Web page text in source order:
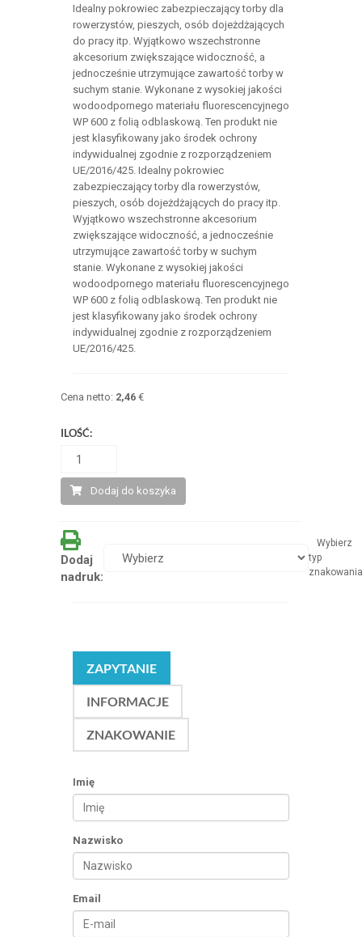
Idealny pokrowiec zabezpieczający torby dla
rowerzystów, pieszych, osób dojeżdżających
do pracy itp. Wyjątkowo wszechstronne
akcesorium zwiększające widoczność, a
jednocześnie utrzymujące zawartość torby w
suchym stanie. Wykonane z wysokiej jakości
wodoodpornego materiału fluorescencyjnego
WP 600 z folią odblaskową. Ten produkt nie
jest klasyfikowany jako środek ochrony
indywidualnej zgodnie z rozporządzeniem
UE/2016/425. Idealny pokrowiec
zabezpieczający torby dla rowerzystów,
pieszych, osób dojeżdżających do pracy itp.
Wyjątkowo wszechstronne akcesorium
zwiększające widoczność, a jednocześnie
utrzymujące zawartość torby w suchym
stanie. Wykonane z wysokiej jakości
wodoodpornego materiału fluorescencyjnego
WP 600 z folią odblaskową. Ten produkt nie
jest klasyfikowany jako środek ochrony
indywidualnej zgodnie z rozporządzeniem
UE/2016/425.
Cena netto: 2,46€
ILOŚĆ:
Dodaj do koszyka
Dodaj
nadruk:
Wybierz
typ
znakowania
ZAPYTANIE
INFORMACJE
ZNAKOWANIE
Imię
Nazwisko
Email